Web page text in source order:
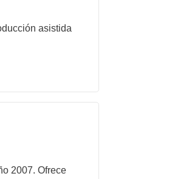
asistida
2007. Ofrece